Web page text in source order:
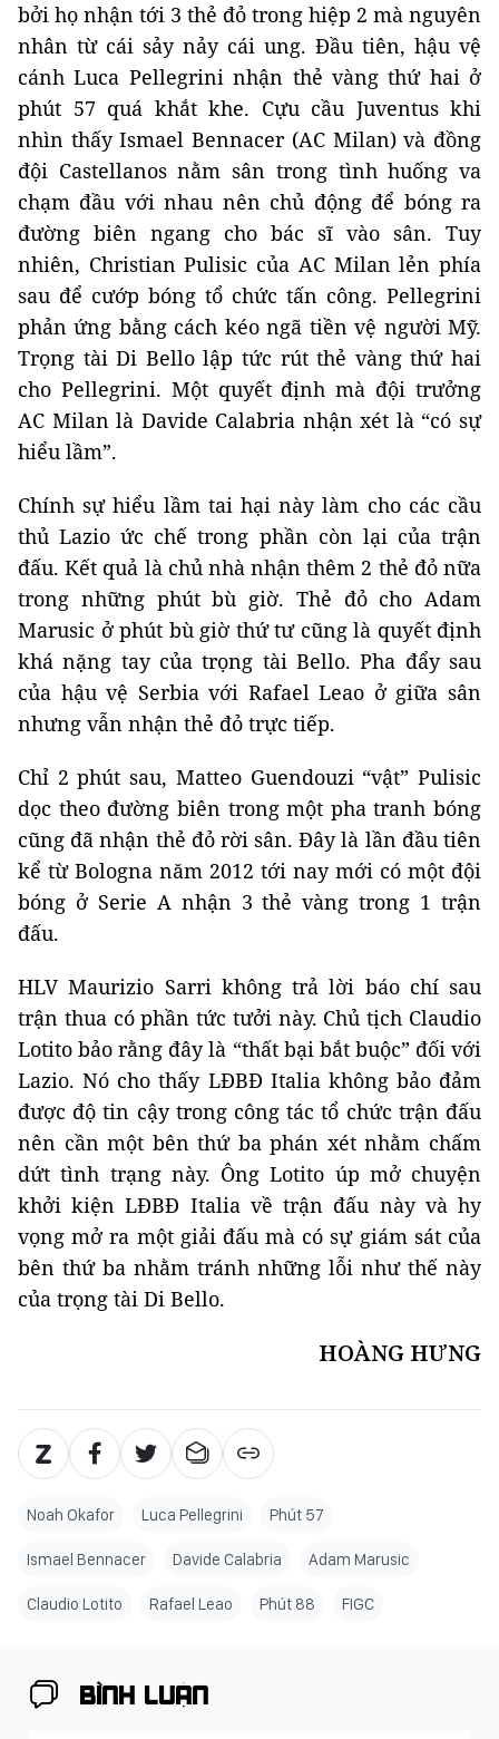
bởi họ nhận tới 3 thẻ đỏ trong hiệp 2 mà nguyên
nhân từ cái sảy nảy cái ung. Đầu tiên, hậu vệ
cánh Luca Pellegrini nhận thẻ vàng thứ hai ở
phút 57 quá khắt khe. Cựu cầu Juventus khi
nhìn thấy Ismael Bennacer (AC Milan) và đồng
đội Castellanos nằm sân trong tình huống va
chạm đầu với nhau nên chủ động để bóng ra
đường biên ngang cho bác sĩ vào sân. Tuy
nhiên, Christian Pulisic của AC Milan lẻn phía
sau để cướp bóng tổ chức tấn công. Pellegrini
phản ứng bằng cách kéo ngã tiền vệ người Mỹ.
Trọng tài Di Bello lập tức rút thẻ vàng thứ hai
cho Pellegrini. Một quyết định mà đội trưởng
AC Milan là Davide Calabria nhận xét là “có sự
hiểu lầm”.
Chính sự hiểu lầm tai hại này làm cho các cầu
thủ Lazio ức chế trong phần còn lại của trận
đấu. Kết quả là chủ nhà nhận thêm 2 thẻ đỏ nữa
trong những phút bù giờ. Thẻ đỏ cho Adam
Marusic ở phút bù giờ thứ tư cũng là quyết định
khá nặng tay của trọng tài Bello. Pha đẩy sau
của hậu vệ Serbia với Rafael Leao ở giữa sân
nhưng vẫn nhận thẻ đỏ trực tiếp.
Chỉ 2 phút sau, Matteo Guendouzi “vật” Pulisic
dọc theo đường biên trong một pha tranh bóng
cũng đã nhận thẻ đỏ rời sân. Đây là lần đầu tiên
kể từ Bologna năm 2012 tới nay mới có một đội
bóng ở Serie A nhận 3 thẻ vàng trong 1 trận
đấu.
HLV Maurizio Sarri không trả lời báo chí sau
trận thua có phần tức tưởi này. Chủ tịch Claudio
Lotito bảo rằng đây là “thất bại bắt buộc” đối với
Lazio. Nó cho thấy LĐBĐ Italia không bảo đảm
được độ tin cậy trong công tác tổ chức trận đấu
nên cần một bên thứ ba phán xét nhằm chấm
dứt tình trạng này. Ông Lotito úp mở chuyện
khởi kiện LĐBĐ Italia về trận đấu này và hy
vọng mở ra một giải đấu mà có sự giám sát của
bên thứ ba nhằm tránh những lỗi như thế này
của trọng tài Di Bello.
HOÀNG HƯNG
Noah Okafor Luca Pellegrini Phút 57
Ismael Bennacer Davide Calabria Adam Marusic
Claudio Lotito Rafael Leao Phút 88 FIGC
BÌNH LUẬN